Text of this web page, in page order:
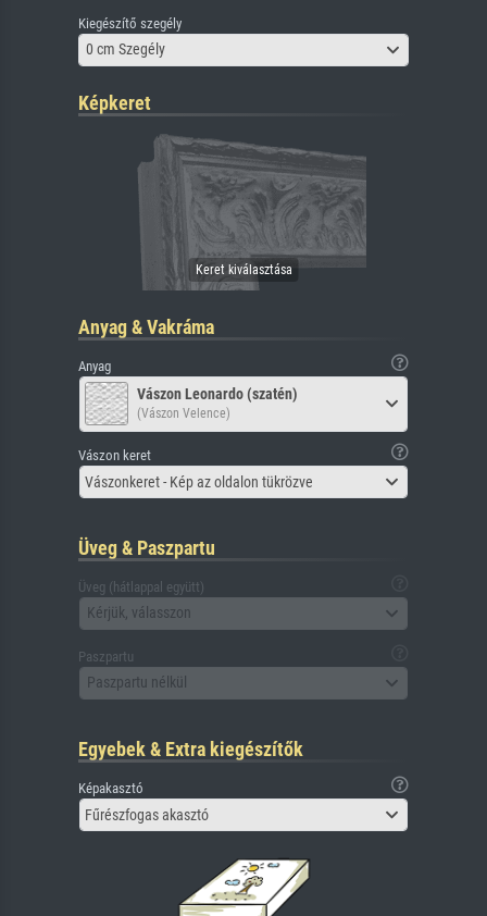
Kiegészítő szegély
0 cm Szegély
Képkeret
Anyag & Vakráma
Anyag
Vászon Leonardo (szatén)
(Vászon Velence)
Vászon keret
Vászonkeret - Kép az oldalon tükrözve
Üveg & Paszpartu
Üveg (hátlappal együtt)
Kérjük, válasszon
Paszpartu
Paszpartu nélkül
Egyebek & Extra kiegészítők
Képakasztó
Fűrészfogas akasztó